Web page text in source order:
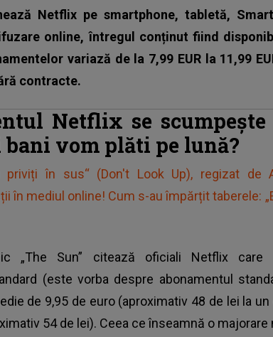
Netflix pe smartphone, tabletă,
online, întregul conținut fiind
variază de la 7,99 EUR la 11,99
contracte.
Netflix se
bani vom plăti pe lună?
priviți în sus“ (Don't Look Up), regizat de
în mediul online! Cum s-au împărțit taberele:
„The Sun” citează oficiali Netflix care
(este vorba despre abonamentul
de 9,95 de euro (aproximativ 48 de lei la
54 de lei). Ceea ce înseamnă o majorare